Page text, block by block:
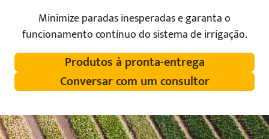
Minimize paradas inesperadas e garanta o
funcionamento contínuo do sistema de irrigação.
Produtos à pronta-entrega
Conversar com um consultor